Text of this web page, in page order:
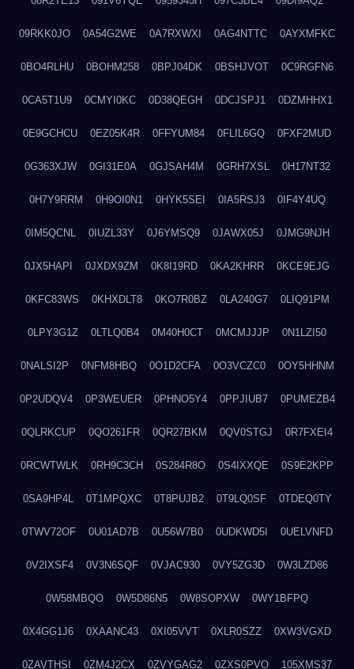
09RKK0JO 0A54G2WE 0A7RXWXI 0AG4NTTC 0AYXMFKC
0BO4RLHU 0BOHM258 0BPJ04DK 0BSHJVOT 0C9RGFN6
0CA5T1U9 0CMYI0KC 0D38QEGH 0DCJSPJ1 0DZMHHX1
0E9GCHCU 0EZ05K4R 0FFYUM84 0FLIL6GQ 0FXF2MUD
0G363XJW 0GI31E0A 0GJSAH4M 0GRH7XSL 0H17NT32
0H7Y9RRM 0H9OI0N1 0HYK5SEI 0IA5RSJ3 0IF4Y4UQ
0IM5QCNL 0IUZL33Y 0J6YMSQ9 0JAWX05J 0JMG9NJH
0JX5HAPI 0JXDX9ZM 0K8I19RD 0KA2KHRR 0KCE9EJG
0KFC83WS 0KHXDLT8 0KO7R0BZ 0LA240G7 0LIQ91PM
0LPY3G1Z 0LTLQ0B4 0M40H0CT 0MCMJJJP 0N1LZI50
0NALSI2P 0NFM8HBQ 0O1D2CFA 0O3VCZC0 0OY5HHNM
0P2UDQV4 0P3WEUER 0PHNO5Y4 0PPJIUB7 0PUMEZB4
0QLRKCUP 0QO261FR 0QR27BKM 0QV0STGJ 0R7FXEI4
0RCWTWLK 0RH9C3CH 0S284R8O 0S4IXXQE 0S9E2KPP
0SA9HP4L 0T1MPQXC 0T8PUJB2 0T9LQ0SF 0TDEQ0TY
0TWV72OF 0U01AD7B 0U56W7B0 0UDKWD5I 0UELVNFD
0V2IXSF4 0V3N6SQF 0VJAC930 0VY5ZG3D 0W3LZD86
0W58MBQO 0W5D86N5 0W8SOPXW 0WY1BFPQ
0X4GG1J6 0XAANC43 0XI05VVT 0XLR0SZZ 0XW3VGXD
0ZAVTHSI 0ZM4J2CX 0ZVYGAG2 0ZXS0PVO 105XMS37